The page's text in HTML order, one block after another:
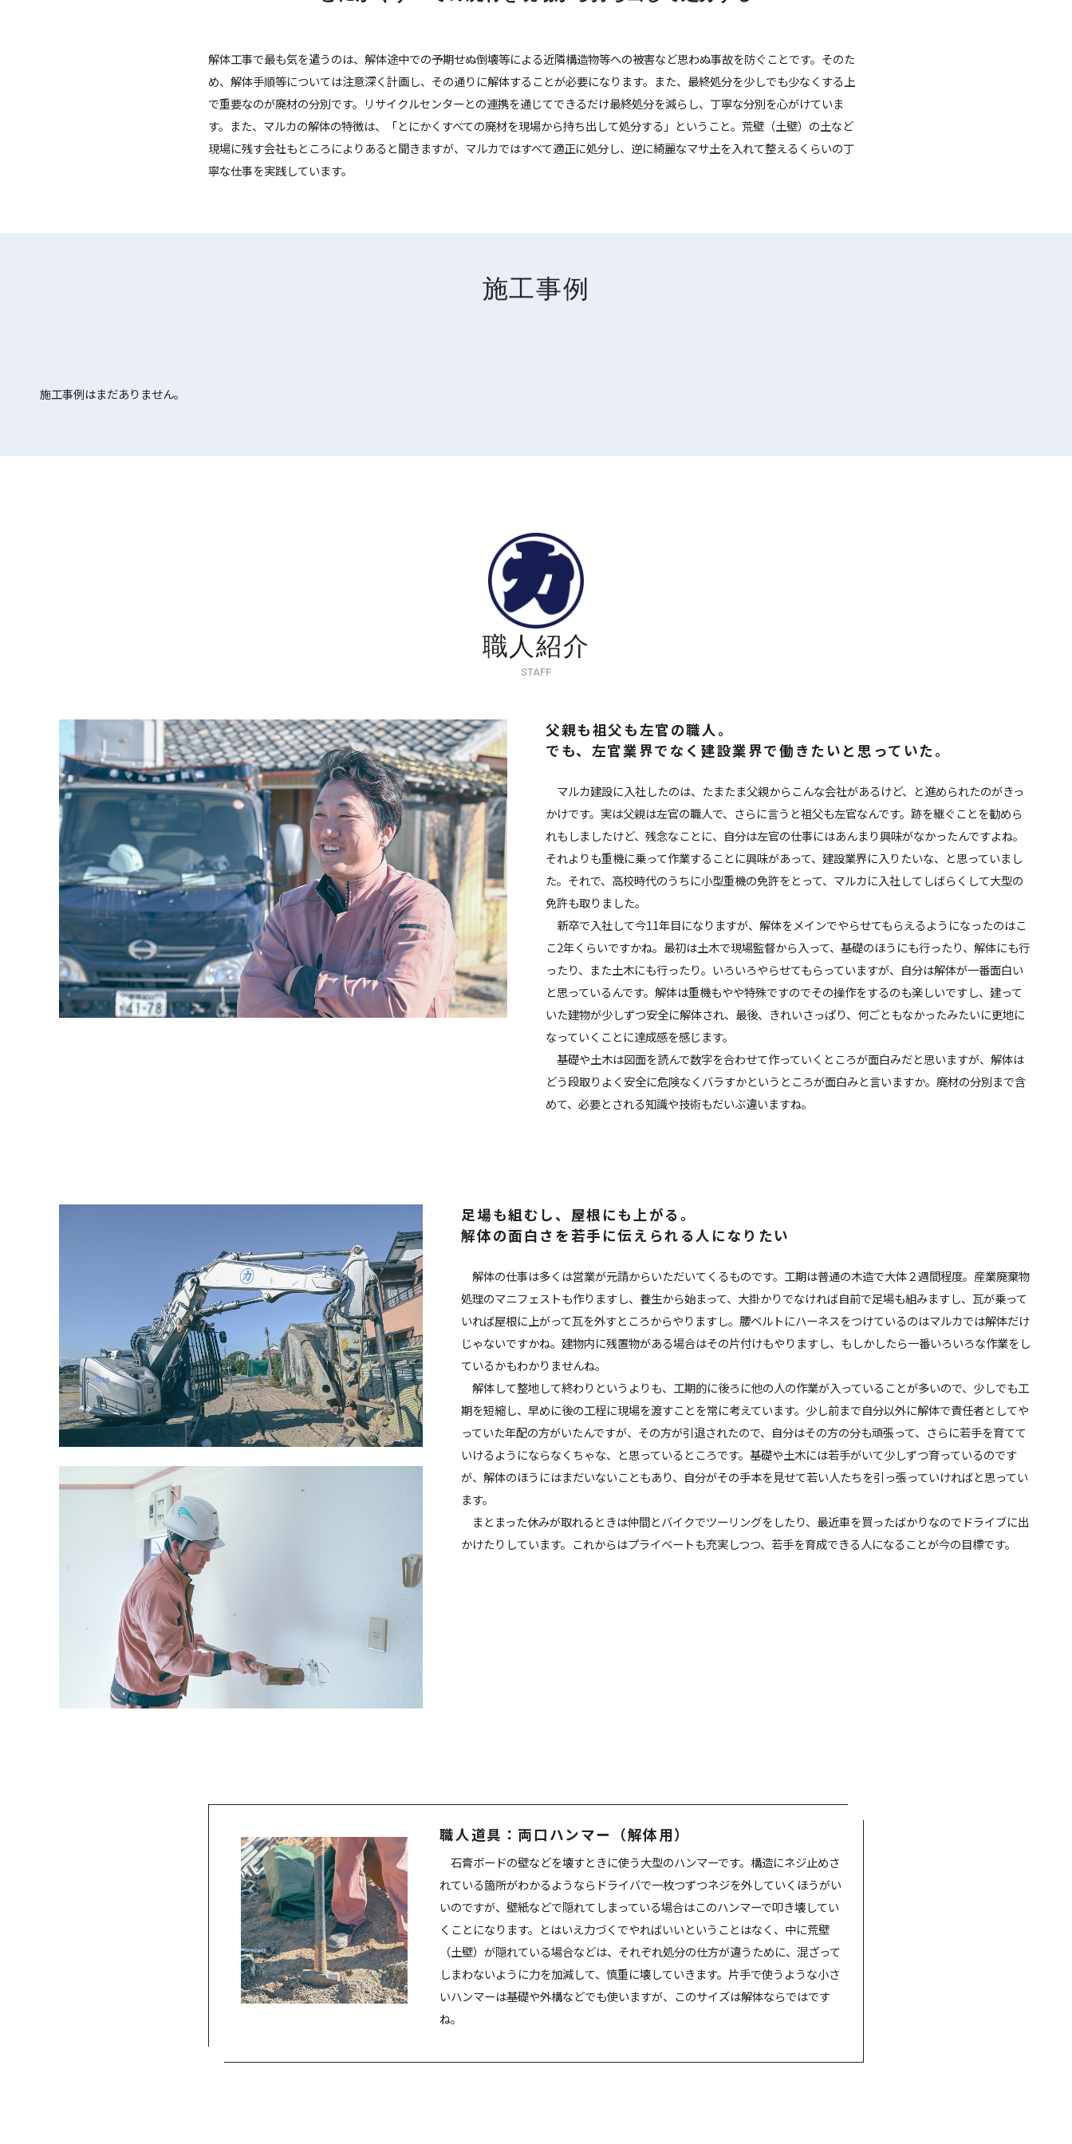
解体工事で最も気を遣うのは、解体途中での予期せぬ倒壊等による近隣構造物等への被害など思わぬ事故を防ぐことです。そのた
め、解体手順等については注意深く計画し、その通りに解体することが必要になります。また、最終処分を少しでも少なくする上
で重要なのが廃材の分別です。リサイクルセンターとの連携を通じてできるだけ最終処分を減らし、丁寧な分別を心がけていま
す。また、マルカの解体の特徴は、「とにかくすべての廃材を現場から持ち出して処分する」ということ。荒壁（土壁）の土など
現場に残す会社もところによりあると聞きますが、マルカではすべて適正に処分し、逆に綺麗なマサ土を入れて整えるくらいの丁
寧な仕事を実践しています。
施工事例
施工事例はまだありません。
職人紹介
STAFF
父親も祖父も左官の職人。
でも、左官業界でなく建設業界で働きたいと思っていた。
マルカ建設に入社したのは、たまたま父親からこんな会社があるけど、と進められたのがきっ
かけです。実は父親は左官の職人で、さらに言うと祖父も左官なんです。跡を継ぐことを勧めら
れもしましたけど、残念なことに、自分は左官の仕事にはあんまり興味がなかったんですよね。
それよりも重機に乗って作業することに興味があって、建設業界に入りたいな、と思っていまし
た。それで、高校時代のうちに小型重機の免許をとって、マルカに入社してしばらくして大型の
免許も取りました。
新卒で入社して今11年目になりますが、解体をメインでやらせてもらえるようになったのはこ
こ2年くらいですかね。最初は土木で現場監督から入って、基礎のほうにも行ったり、解体にも行
ったり、また土木にも行ったり。いろいろやらせてもらっていますが、自分は解体が一番面白い
と思っているんです。解体は重機もやや特殊ですのでその操作をするのも楽しいですし、建って
いた建物が少しずつ安全に解体され、最後、きれいさっぱり、何ごともなかったみたいに更地に
なっていくことに達成感を感じます。
基礎や土木は図面を読んで数字を合わせて作っていくところが面白みだと思いますが、解体は
どう段取りよく安全に危険なくバラすかというところが面白みと言いますか。廃材の分別まで含
めて、必要とされる知識や技術もだいぶ違いますね。
足場も組むし、屋根にも上がる。
解体の面白さを若手に伝えられる人になりたい
解体の仕事は多くは営業が元請からいただいてくるものです。工期は普通の木造で大体２週間程度。産業廃棄物
処理のマニフェストも作りますし、養生から始まって、大掛かりでなければ自前で足場も組みますし、瓦が乗って
いれば屋根に上がって瓦を外すところからやりますし。腰ベルトにハーネスをつけているのはマルカでは解体だけ
じゃないですかね。建物内に残置物がある場合はその片付けもやりますし、もしかしたら一番いろいろな作業をし
ているかもわかりませんね。
解体して整地して終わりというよりも、工期的に後ろに他の人の作業が入っていることが多いので、少しでも工
期を短縮し、早めに後の工程に現場を渡すことを常に考えています。少し前まで自分以外に解体で責任者としてや
っていた年配の方がいたんですが、その方が引退されたので、自分はその方の分も頑張って、さらに若手を育てて
いけるようにならなくちゃな、と思っているところです。基礎や土木には若手がいて少しずつ育っているのです
が、解体のほうにはまだいないこともあり、自分がその手本を見せて若い人たちを引っ張っていければと思ってい
ます。
まとまった休みが取れるときは仲間とバイクでツーリングをしたり、最近車を買ったばかりなのでドライブに出
かけたりしています。これからはプライベートも充実しつつ、若手を育成できる人になることが今の目標です。
職人道具：両口ハンマー（解体用）
石膏ボードの壁などを壊すときに使う大型のハンマーです。構造にネジ止めさ
れている箇所がわかるようならドライバで一枚つずつネジを外していくほうがい
いのですが、壁紙などで隠れてしまっている場合はこのハンマーで叩き壊してい
くことになります。とはいえ力づくでやればいいということはなく、中に荒壁
（土壁）が隠れている場合などは、それぞれ処分の仕方が違うために、混ざって
しまわないように力を加減して、慎重に壊していきます。片手で使うような小さ
いハンマーは基礎や外構などでも使いますが、このサイズは解体ならではです
ね。